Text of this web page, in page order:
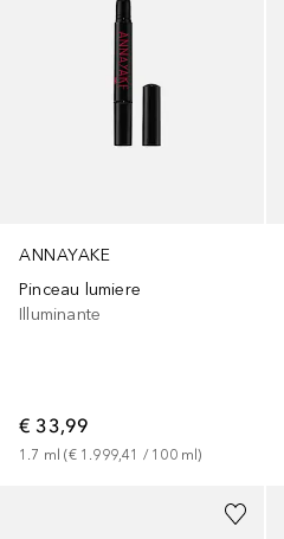
ANNAYAKE
Pinceau lumiere
Illuminante
€ 33,99
1.7 ml (€ 1.999,41 / 100 ml)